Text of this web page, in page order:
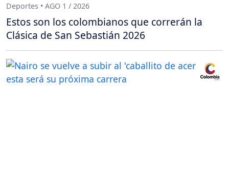
Deportes • AGO 1 / 2026
Estos son los colombianos que correrán la
Clásica de San Sebastián 2026